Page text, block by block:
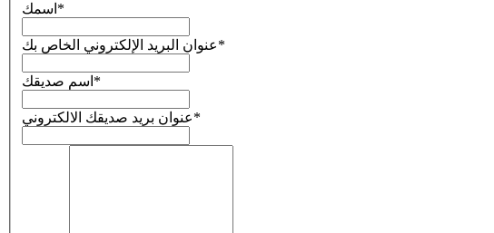
اسمك *
عنوان البريد الإلكتروني الخاص بك*
اسم صديقك *
عنوان بريد صديقك الالكتروني*